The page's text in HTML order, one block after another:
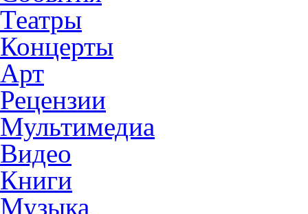
Театры
Концерты
Арт
Рецензии
Мультимедиа
Видео
Книги
Музыка